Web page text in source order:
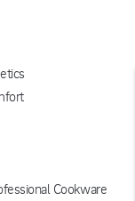
Cookware